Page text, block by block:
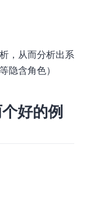
，从而分析出系
隐含角色）
好的例